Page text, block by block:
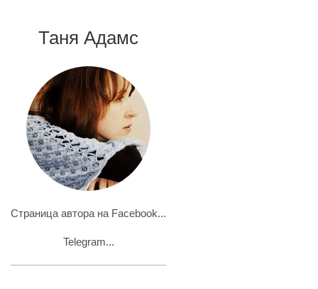
Таня Адамс
Страница автора на Facebook...
Telegram...